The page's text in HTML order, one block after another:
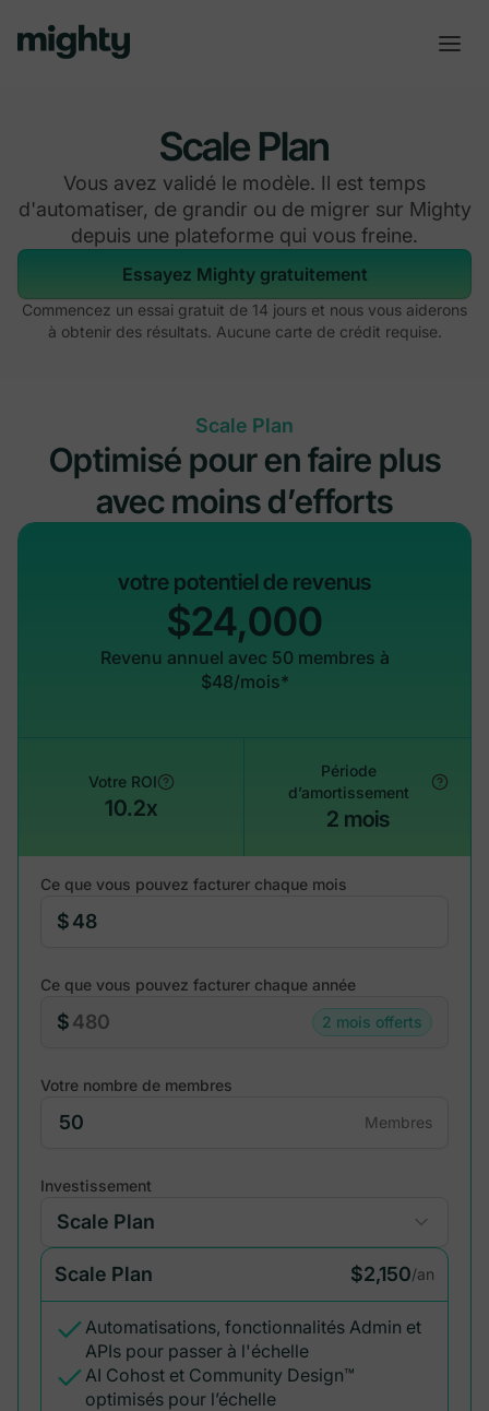
Scale Plan
Vous avez validé le modèle. Il est temps
d'automatiser, de grandir ou de migrer sur Mighty
depuis une plateforme qui vous freine.
Essayez Mighty gratuitement
Commencez un essai gratuit de 14 jours et nous vous aiderons
à obtenir des résultats. Aucune carte de crédit requise.
Scale Plan
Optimisé pour en faire plus
avec moins d’efforts
votre potentiel de revenus
$24,000
Revenu annuel avec 50 membres à
$48/mois*
Votre ROI
10.2x
Période
d’amortissement
2 mois
Ce que vous pouvez facturer chaque mois
$
Ce que vous pouvez facturer chaque année
$ 2 mois offerts
Votre nombre de membres
Membres
Investissement
Scale Plan $2,150/an
Automatisations, fonctionnalités Admin et
APIs pour passer à l'échelle
AI Cohost et Community Design™
optimisés pour l’échelle